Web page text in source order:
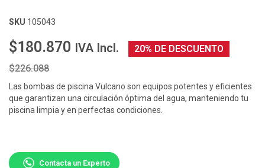
SKU 105043
$180.870 IVA Incl.
20% DE DESCUENTO
$226.088
Las bombas de piscina Vulcano son equipos potentes y eficientes
que garantizan una circulación óptima del agua, manteniendo tu
piscina limpia y en perfectas condiciones.
Contacta un Experto